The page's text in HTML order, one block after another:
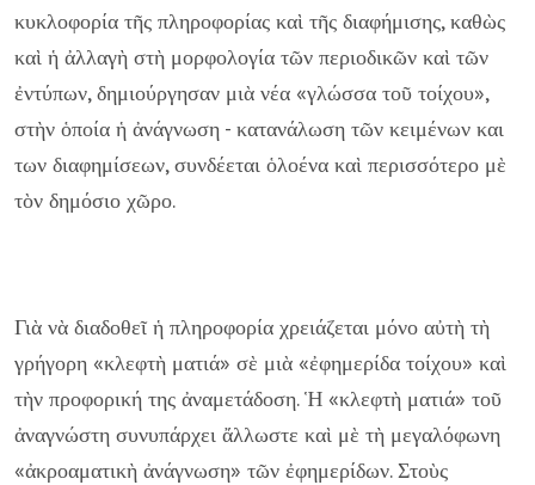
κυκλοφορία τῆς πληροφορίας καὶ τῆς διαφήμισης, καθὼς
καὶ ἡ ἀλλαγὴ στὴ μορφολογία τῶν περιοδικῶν καὶ τῶν
ἐντύπων, δημιούργησαν μιὰ νέα «γλώσσα τοῦ τοίχου»,
στὴν ὁποία ἡ ἀνάγνωση - κατανάλωση τῶν κειμένων και
των διαφημίσεων, συνδέεται ὁλοένα καὶ περισσότερο μὲ
τὸν δημόσιο χῶρο.
Γιὰ νὰ διαδοθεῖ ἡ πληροφορία χρειάζεται μόνο αὐτὴ τὴ
γρήγορη «κλεφτὴ ματιά» σὲ μιὰ «ἐφημερίδα τοίχου» καὶ
τὴν προφορική της ἀναμετάδοση. Ἡ «κλεφτὴ ματιά» τοῦ
ἀναγνώστη συνυπάρχει ἄλλωστε καὶ μὲ τὴ μεγαλόφωνη
«ἀκροαματικὴ ἀνάγνωση» τῶν ἐφημερίδων. Στοὺς